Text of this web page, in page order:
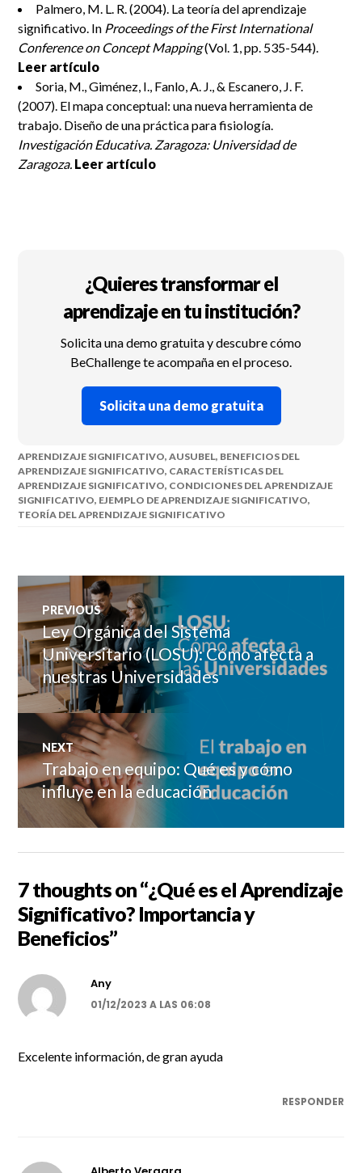
Palmero, M. L. R. (2004). La teoría del aprendizaje
significativo. In Proceedings of the First International
Conference on Concept Mapping(Vol. 1, pp. 535-544).
Leer artículo
Soria, M., Giménez, I., Fanlo, A. J., & Escanero, J. F.
(2007). El mapa conceptual: una nueva herramienta de
trabajo. Diseño de una práctica para fisiología.
Investigación Educativa. Zaragoza: Universidad de
Zaragoza. Leer artículo
¿Quieres transformar el
aprendizaje en tu institución?
Solicita una demo gratuita y descubre cómo
BeChallenge te acompaña en el proceso.
Solicita una demo gratuita
APRENDIZAJE SIGNIFICATIVO,AUSUBEL, BENEFICIOS DEL
APRENDIZAJE SIGNIFICATIVO, CARACTERÍSTICAS DEL
APRENDIZAJE SIGNIFICATIVO, CONDICIONES DEL APRENDIZAJE
SIGNIFICATIVO, EJEMPLO DE APRENDIZAJE SIGNIFICATIVO,
TEORÍA DEL APRENDIZAJE SIGNIFICATIVO
Navegación
de
entradas
PREVIOUS
Previous
post:
Ley Orgánica del Sistema
Universitario (LOSU): Cómo afecta a
nuestras Universidades
NEXT
Next
post:
Trabajo en equipo: Qué es y cómo
influye en la educación
7 thoughts on “¿Qué es el Aprendizaje
Significativo? Importancia y
Beneficios”
Any
01/12/2023 A LAS 06:08
Excelente información, de gran ayuda
RESPONDER